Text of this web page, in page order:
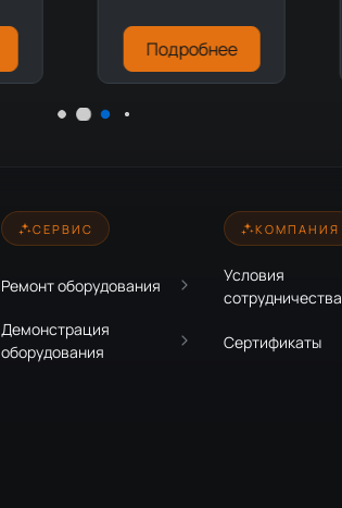
Подробнее
СЕРВИС
Ремонт оборудования
Демонстрация
оборудования
КОМПАНИЯ
Условия
сотрудничества
Сертификаты